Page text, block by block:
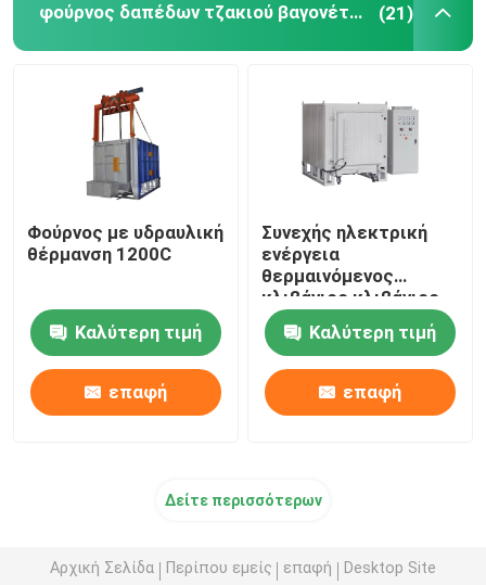
φούρνος δαπέδων τζακιού βαγονέτων (21)
Φούρνος με υδραυλική
θέρμανση 1200C
Καλύτερη τιμή
επαφή
Συνεχής ηλεκτρική
ενέργεια
θερμαινόμενος
κλιβάνιος κλιβάνιος
κλιβάνιος κλιβάνιος
κλίβανος 2 τόνων
Καλύτερη τιμή
επαφή
Δείτε περισσότερων
Αρχική Σελίδα Περίπου εμείς επαφή Desktop Site